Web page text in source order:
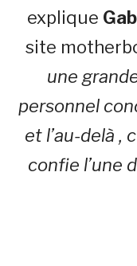
explique
site
une
personnel
et l’au-delà ,
confie l’une